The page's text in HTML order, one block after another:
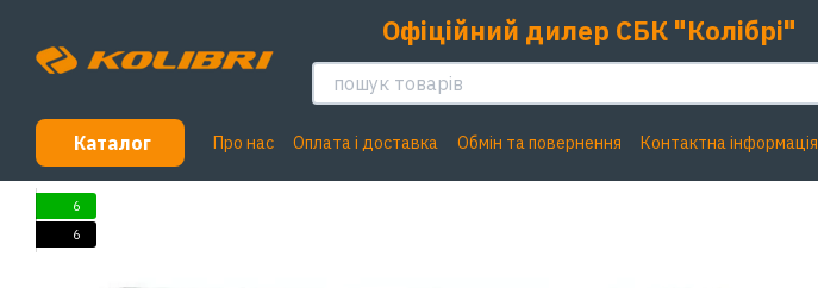
Офіційний дилер СБК "Колібрі"
Каталог Про нас Оплата і доставка Обмін та повернення Контактна інформація
6
6